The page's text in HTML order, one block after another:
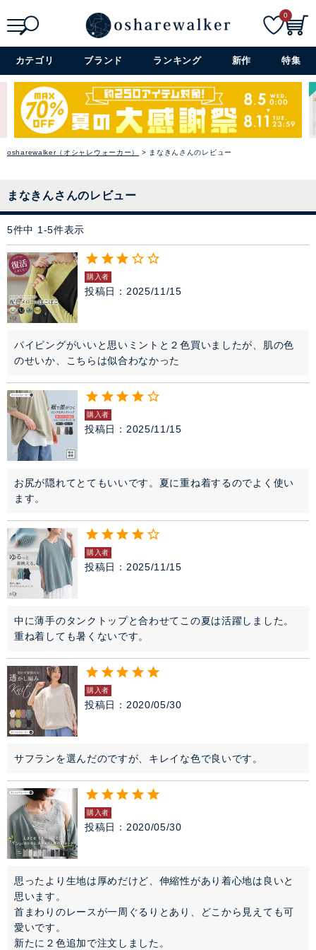
詳細検索+
0
カテゴリ ブランド ランキング 新作 特集
SALE
雑誌掲載アイテム
閉じる
osharewalker（オシャレウォーカー） まなきんさんのレビュー
まなきんさんのレビュー
5件中 1 -5件表示
購入者
投稿日 2025/11/15
パイピングがいいと思いミントと２色買いましたが、肌の色
のせいか、こちらは似合わなかった
購入者
投稿日 2025/11/15
お尻が隠れてとてもいいです。夏に重ね着するのでよく使い
ます。
購入者
投稿日 2025/11/15
中に薄手のタンクトップと合わせてこの夏は活躍しました。
重ね着しても暑くないです。
購入者
投稿日 2020/05/30
購入者
投稿日 2020/05/30
思ったより生地は厚めだけど、伸縮性があり着心地は良いと
思います。
首まわりのレースが一周ぐるりとあり、どこから見えても可
愛いです。
新たに２色追加で注文しました。